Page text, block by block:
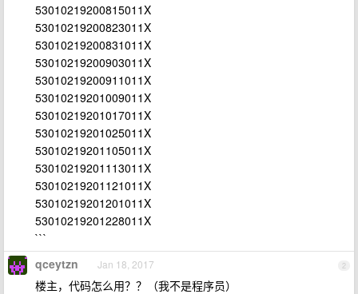
53010219200815011X
53010219200823011X
53010219200831011X
53010219200903011X
53010219200911011X
53010219201009011X
53010219201017011X
53010219201025011X
53010219201105011X
53010219201113011X
53010219201121011X
53010219201201011X
53010219201228011X
```
2
qceytzn Jan 18, 2017
楼主，代码怎么用？？（我不是程序员）